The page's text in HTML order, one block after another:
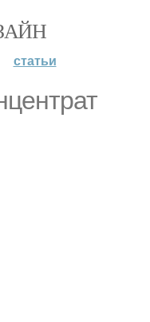
статьи